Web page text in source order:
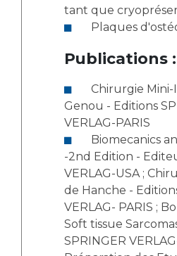
tant que
Plaques
Publications :
Genou - Editions
VERLAG-PARIS
-2nd Edition -
VERLAG-USA ;
de Hanche - Editions SPRINGER
VERLAG- PARIS ;
Soft tissue
SPRINGER VERLAG-London ;